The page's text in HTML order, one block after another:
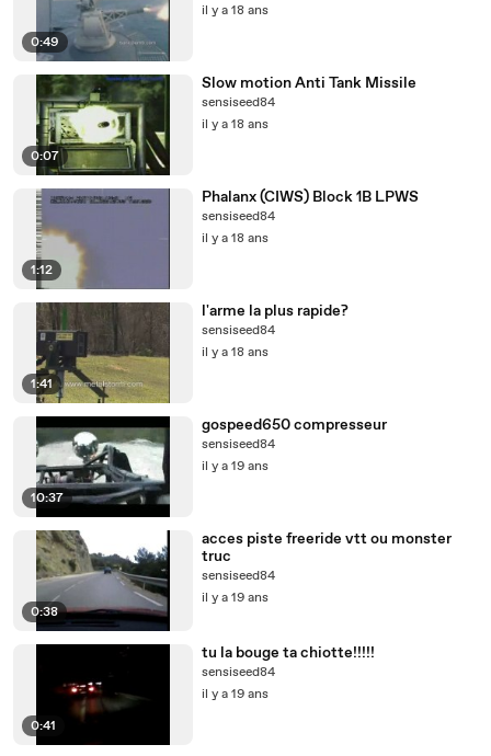
0:49
il y a 18 ans
0:07
Slow motion Anti Tank Missile
sensiseed84
il y a 18 ans
1:12
Phalanx (CIWS) Block 1B LPWS
sensiseed84
il y a 18 ans
1:41
l'arme la plus rapide?
sensiseed84
il y a 18 ans
10:37
gospeed650 compresseur
sensiseed84
il y a 19 ans
0:38
acces piste freeride vtt ou monster
truc
sensiseed84
il y a 19 ans
0:41
tu la bouge ta chiotte!!!!!
sensiseed84
il y a 19 ans